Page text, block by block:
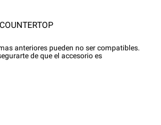
anteriores pueden no ser compatibles.
de que el accesorio es